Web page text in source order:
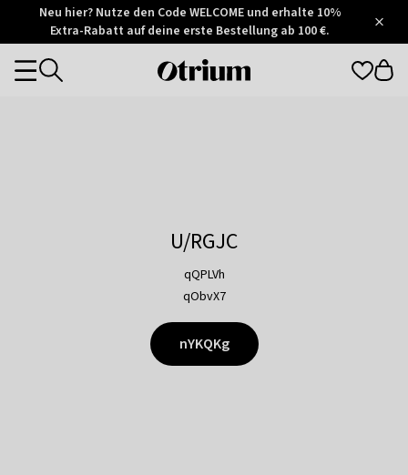
Otrium
Trustpilot
Neu hier? Nutze den Code WELCOME und erhalte 10%
Extra-Rabatt auf deine erste Bestellung ab 100 €.
Otrium
Categories
U/RGJC
qQPLVh
qObvX7
nYKQKg